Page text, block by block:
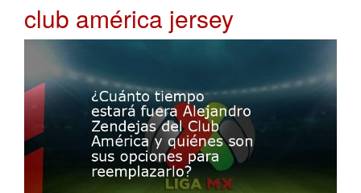
club américa jersey